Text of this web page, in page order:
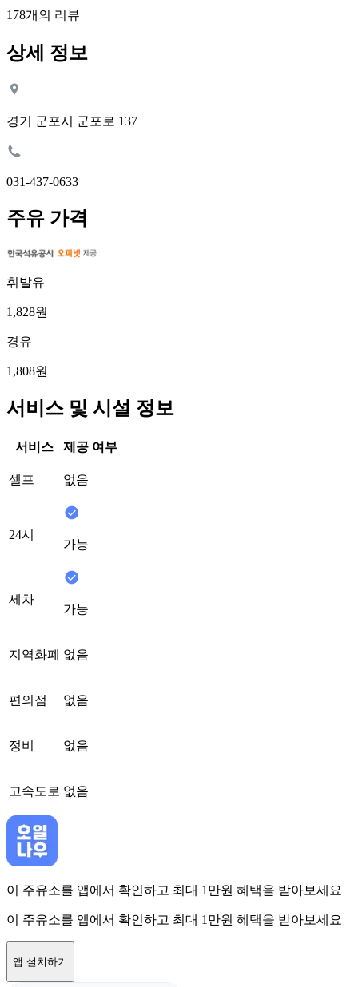
178개의 리뷰
상세 정보
경기 군포시 군포로 137
031-437-0633
주유 가격
휘발유
1,828원
경유
1,808원
서비스 및 시설 정보
서비스 제공 여부
셀프 없음
24시
가능
세차
가능
지역화폐 없음
편의점 없음
정비 없음
고속도로 없음
이 주유소를 앱에서 확인하고 최대 1만원 혜택을 받아보세요
이 주유소를 앱에서 확인하고 최대 1만원 혜택을 받아보세요
앱 설치하기